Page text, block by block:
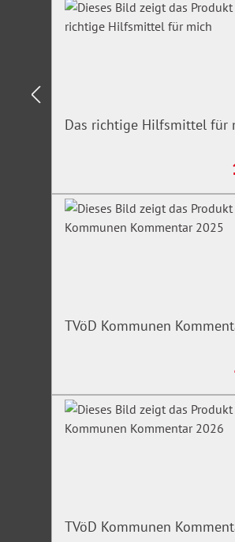
Das richtige Hilfsmittel für
TVöD Kommunen
TVöD Kommunen